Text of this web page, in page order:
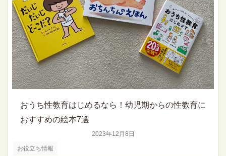
お役立ち情報
2023年12月8日
おうち性教育はじめるなら！幼児期からの性教育に
おすすめの絵本7選